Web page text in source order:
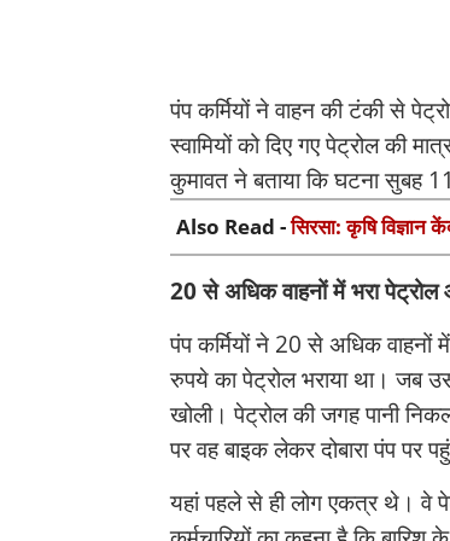
पंप कर्मियों ने वाहन की टंकी से
स्वामियों को दिए गए पेट्रोल की
कुमावत ने बताया कि घटना सुबह
Also Read -सिरसा: कृषि विज्ञान
20 से अधिक वाहनों में भरा पेट्रोल
पंप कर्मियों ने 20 से अधिक
रुपये का पेट्रोल भराया था। जब
खोली। पेट्रोल की जगह पानी
पर वह बाइक लेकर दोबारा पंप पर
यहां पहले से ही लोग एकत्र थे। वे